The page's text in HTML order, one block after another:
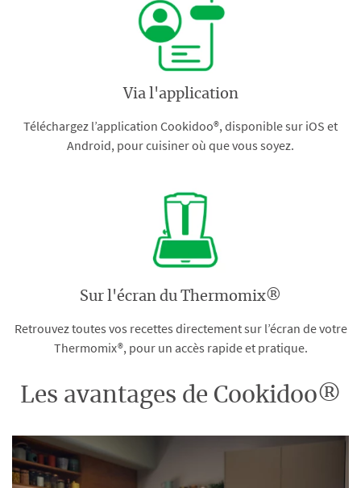
Via l'application
Téléchargez l’application Cookidoo®, disponible sur iOS et
Android, pour cuisiner où que vous soyez.
Sur l'écran du Thermomix®
Retrouvez toutes vos recettes directement sur l’écran de votre
Thermomix®, pour un accès rapide et pratique.
Les avantages de Cookidoo®